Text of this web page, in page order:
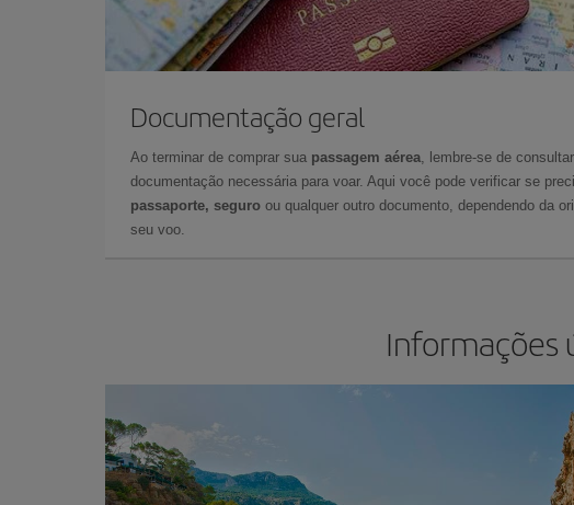
Documentação geral
Ao terminar de comprar sua passagem aérea, lembre-se de
documentação necessária para voar. Aqui você pode verificar se
passaporte, seguro ou qualquer outro documento, dependendo da
seu voo.
Informações